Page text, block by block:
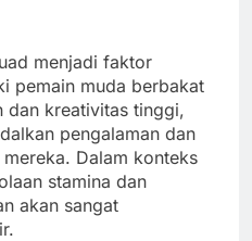
menjadi faktor
pemain muda berbakat
dan kreativitas tinggi,
pengalaman dan
Dalam konteks
stamina dan
akan sangat